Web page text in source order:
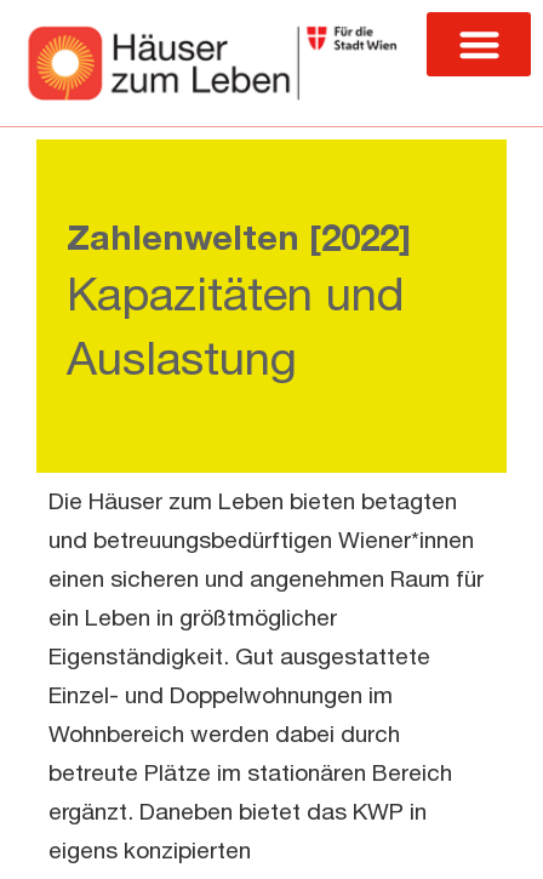
Zahlenwelten [2022]
Kapazitäten und
Auslastung
Die Häuser zum Leben bieten betagten
und betreuungsbedürftigen Wiener*innen
einen sicheren und angenehmen Raum für
ein Leben in größtmöglicher
Eigenständigkeit. Gut ausgestattete
Einzel- und Doppelwohnungen im
Wohnbereich werden dabei durch
betreute Plätze im stationären Bereich
ergänzt. Daneben bietet das KWP in
eigens konzipierten